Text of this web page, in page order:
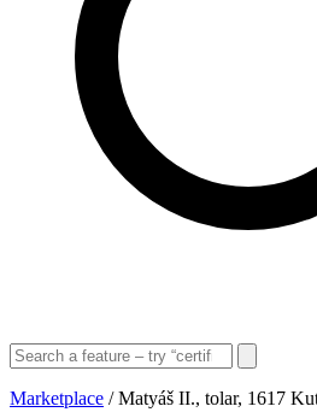
Marketplace / Matyáš II., tolar, 1617